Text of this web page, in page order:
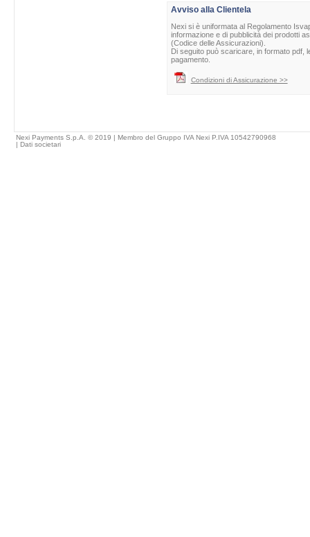
Avviso alla Clientela
Nexi si è uniformata al Regolamento
informazione e di pubblicità dei prodotti
(Codice delle Assicurazioni).
Di seguito può scaricare, in formato pdf,
pagamento.
Condizioni di Assicurazione >>
Nexi Payments S.p.A. © 2019 | Membro del Gruppo IVA Nexi P.IVA 10542790968
| Dati societari